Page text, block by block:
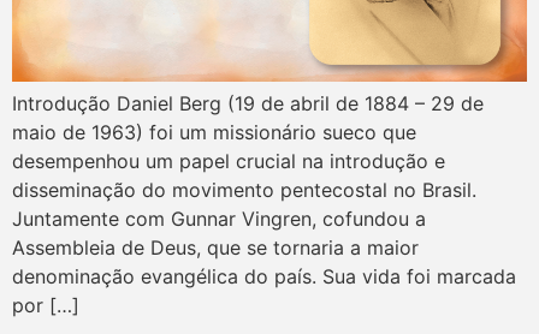
Introdução Daniel Berg (19 de abril de 1884 – 29 de
maio de 1963) foi um missionário sueco que
desempenhou um papel crucial na introdução e
disseminação do movimento pentecostal no Brasil.
Juntamente com Gunnar Vingren, cofundou a
Assembleia de Deus, que se tornaria a maior
denominação evangélica do país. Sua vida foi marcada
por […]